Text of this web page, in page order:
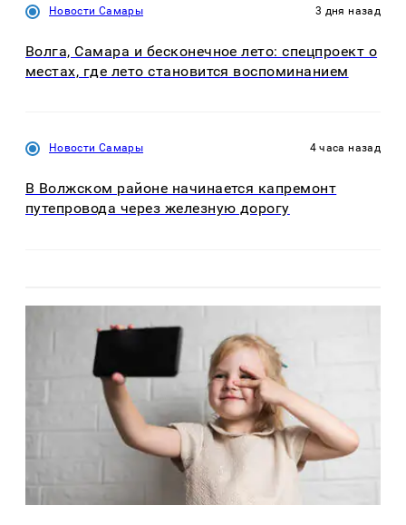
Новости Самары 3 дня назад
Волга, Самара и бесконечное лето: спецпроект о
местах, где лето становится воспоминанием
Новости Самары 4 часа назад
В Волжском районе начинается капремонт
путепровода через железную дорогу